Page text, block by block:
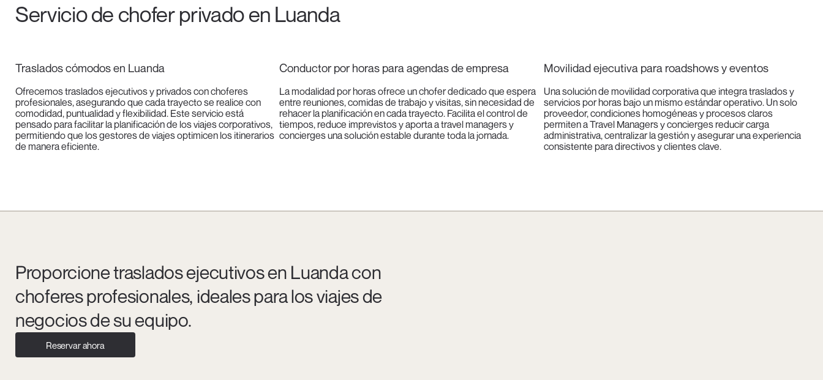
Servicio de chofer privado en Luanda
Traslados cómodos en Luanda
Ofrecemos traslados ejecutivos y privados con choferes
profesionales, asegurando que cada trayecto se realice con
comodidad, puntualidad y flexibilidad. Este servicio está
pensado para facilitar la planificación de los viajes corporativos,
permitiendo que los gestores de viajes optimicen los itinerarios
de manera eficiente.
Conductor por horas para agendas de empresa
La modalidad por horas ofrece un chofer dedicado que espera
entre reuniones, comidas de trabajo y visitas, sin necesidad de
rehacer la planificación en cada trayecto. Facilita el control de
tiempos, reduce imprevistos y aporta a travel managers y
concierges una solución estable durante toda la jornada.
Movilidad ejecutiva para roadshows y eventos
Una solución de movilidad corporativa que integra traslados y
servicios por horas bajo un mismo estándar operativo. Un solo
proveedor, condiciones homogéneas y procesos claros
permiten a Travel Managers y concierges reducir carga
administrativa, centralizar la gestión y asegurar una experiencia
consistente para directivos y clientes clave.
Proporcione traslados ejecutivos en Luanda con
choferes profesionales, ideales para los viajes de
negocios de su equipo.
Reservar ahora